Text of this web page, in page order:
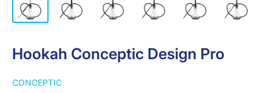
Hookah Conceptic Design Pro
CONCEPTIC